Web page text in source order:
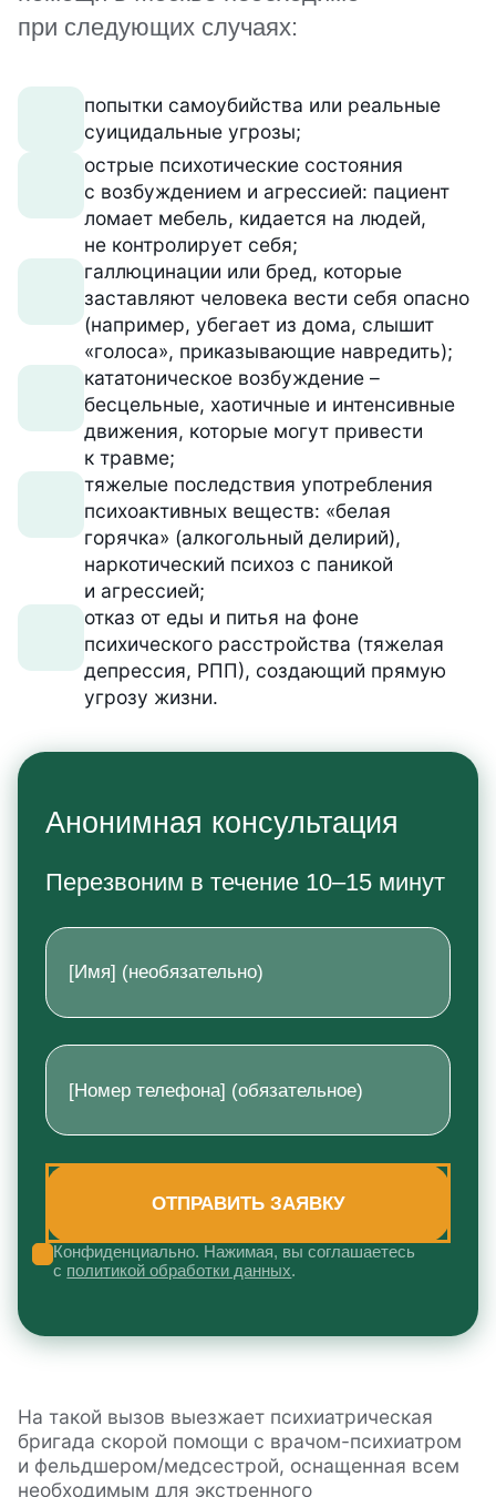
при следующих случаях:
попытки самоубийства или реальные
суицидальные угрозы;
острые психотические состояния
с возбуждением и агрессией: пациент
ломает мебель, кидается на людей,
не контролирует себя;
галлюцинации или бред, которые
заставляют человека вести себя опасно
(например, убегает из дома, слышит
«голоса», приказывающие навредить);
кататоническое возбуждение –
бесцельные, хаотичные и интенсивные
движения, которые могут привести
к травме;
тяжелые последствия употребления
психоактивных веществ: «белая
горячка» (алкогольный делирий),
наркотический психоз с паникой
и агрессией;
отказ от еды и питья на фоне
психического расстройства (тяжелая
депрессия, РПП), создающий прямую
угрозу жизни.
Анонимная консультация
Перезвоним в течение 10–15 минут
Конфиденциально. Нажимая, вы соглашаетесь
с политикой обработки данных.
На такой вызов выезжает психиатрическая
бригада скорой помощи с врачом-психиатром
и фельдшером/медсестрой, оснащенная всем
необходимым для экстренного